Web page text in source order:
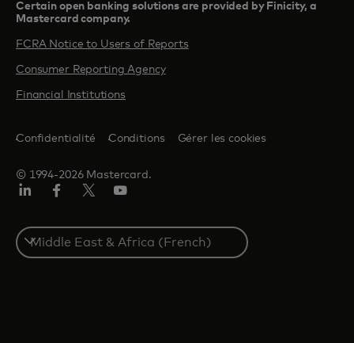
Certain open banking solutions are provided by Finicity, a
Mastercard company.​
FCRA Notice to Users of Reports
Consumer Reporting Agency
Financial Institutions
© 1994-2026 Mastercard.
Confidentialité Conditions Gérer les cookies
Select
a
country